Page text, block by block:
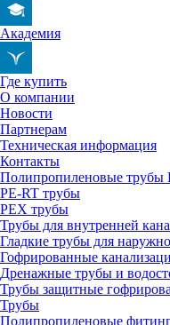
Академия
Где купить
О компании
Новости
Партнерам
Техническая информация
Контакты
Полипропиленовые трубы
PE-RT трубы
PEX трубы
Трубы для внутренней
Гладкие трубы для
Гофрированные
Дренажные трубы и
Трубы защитные
Трубы
Полипропиленовые